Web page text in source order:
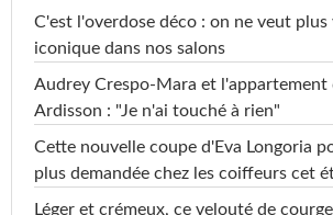
C'est l'overdose déco : on ne veut
iconique dans nos salons
Audrey Crespo-Mara et l'appartement
Ardisson : "Je n'ai touché à rien"
Cette nouvelle coupe d'Eva Longoria
plus demandée chez les coiffeurs cet
Léger et crémeux, ce velouté de